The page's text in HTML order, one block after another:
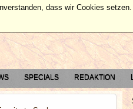
SPECIALS REDAKTION
dass wir Cookies